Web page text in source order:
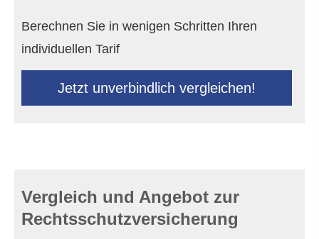
Berechnen Sie in wenigen Schritten Ihren
individuellen Tarif
Jetzt unverbindlich ver­gleichen!
Vergleich und Angebot zur
Rechts­schutz­ver­si­che­rung